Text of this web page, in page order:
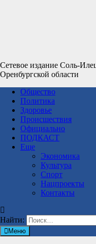
Сетевое издание Соль-
Оренбургской области
Общество
Политика
Здоровье
Происшествия
Официально
ПОДКАСТ
Еще
Экономика
Культура
Спорт
Нацпроекты
Контакты
Найти:
Меню